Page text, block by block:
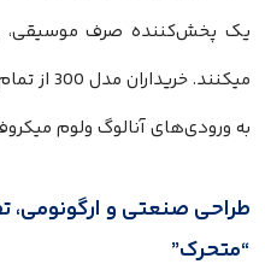
یک پخش‌کننده صرف موسیقی،
میکنند.
به ورودی‌های آنالوگ ولوم
طراحی صنعتی و ارگونومی،
“متحرک”